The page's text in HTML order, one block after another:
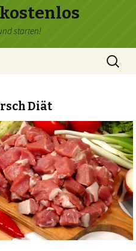
starten!
Suchen
nach:
Diät